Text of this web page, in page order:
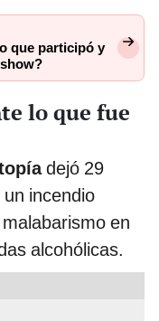
que participó y
lo que fue
dejó 29
incendio
en
alcohólicas.